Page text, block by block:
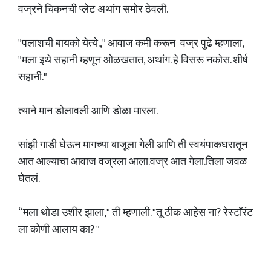
वज्रने चिकनची प्लेट अथांग समोर ठेवली.
"पलाशची बायको येत्ये.," आवाज कमी करून वज्र पुढे म्हणाला,
"मला इथे सहानी म्हणून ओळखतात, अथांग. हे विसरू नकोस. शीर्ष
सहानी."
त्याने मान डोलावली आणि डोळा मारला.
सांझी गाडी घेऊन मागच्या बाजूला गेली आणि ती स्वयंपाकघरातून
आत आल्याचा आवाज वज्रला आला.वज्र आत गेला.तिला जवळ
घेतलं.
“मला थोडा उशीर झाला," ती म्हणाली. "तू ठीक आहेस ना? रेस्टॉरंट
ला कोणी आलाय का? "